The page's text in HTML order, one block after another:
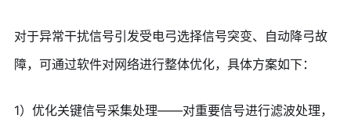
对于异常干扰信号引发受电弓选择信号突变、自动降弓故
障，可通过软件对网络进行整体优化，具体方案如下：
1）优化关键信号采集处理——对重要信号进行滤波处理，